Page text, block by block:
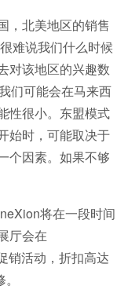
，北美地区的销售
难说我们什么时候
对该地区的兴趣数
们可能会在马来西
性很小。东盟模式
始时，可​​能取决于
个因素。如果不够
将在一段时间
厅会在
销活动，折扣高达